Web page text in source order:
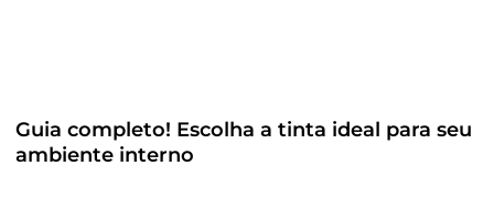
Guia completo! Escolha a tinta ideal para seu
ambiente interno